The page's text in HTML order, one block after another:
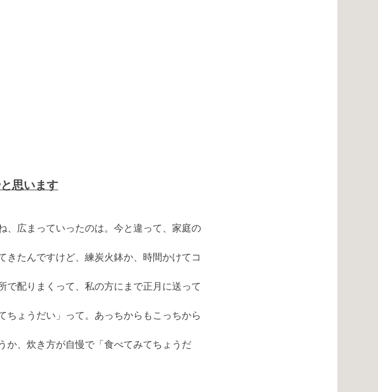
思います
、広まっていったのは。今と違って、家庭の
たんですけど、練炭火鉢か、時間かけてコ
で配りまくって、私の方にまで正月に送って
ちょうだい」って。あっちからもこっちから
か、炊き方が自慢で「食べてみてちょうだ